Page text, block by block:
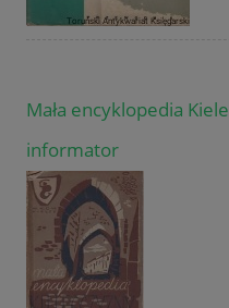
Mała encyklopedia
informator